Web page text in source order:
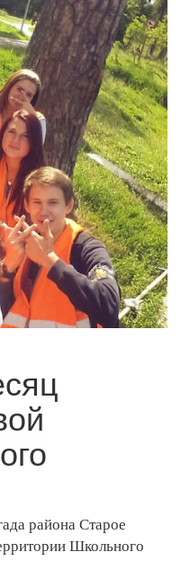
района Старое
Школьного